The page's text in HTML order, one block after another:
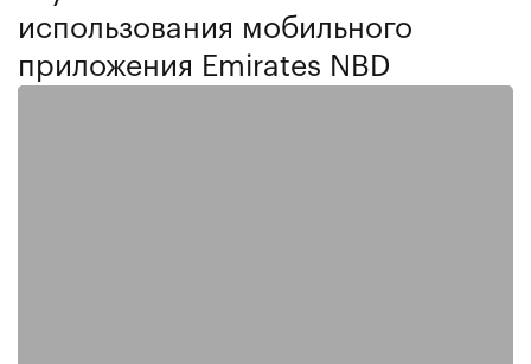
использования мобильного
приложения Emirates NBD